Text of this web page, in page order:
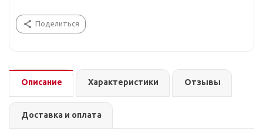
Поделиться
Описание Характеристики Отзывы
Доставка и оплата